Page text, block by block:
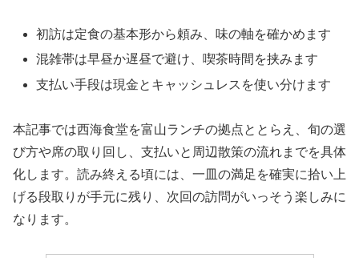
初訪は定食の基本形から頼み、味の軸を確かめます
混雑帯は早昼か遅昼で避け、喫茶時間を挟みます
支払い手段は現金とキャッシュレスを使い分けます
本記事では西海食堂を富山ランチの拠点ととらえ、旬の選
び方や席の取り回し、支払いと周辺散策の流れまでを具体
化します。読み終える頃には、一皿の満足を確実に拾い上
げる段取りが手元に残り、次回の訪問がいっそう楽しみに
なります。